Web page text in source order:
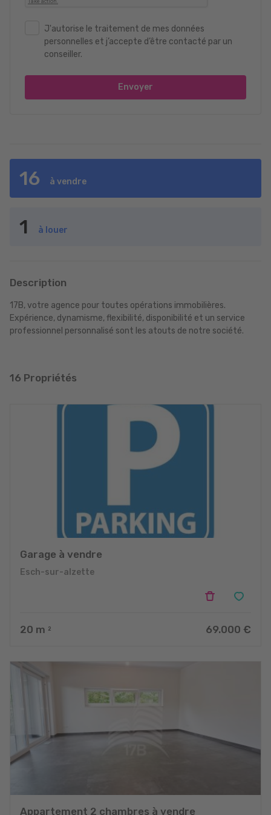
J'autorise le traitement de mes données
personnelles et j’accepte d’être contacté par un
conseiller.
Envoyer
16 à vendre
1 à louer
Description
17B, votre agence pour toutes opérations immobilières.
Expérience, dynamisme, flexibilité, disponibilité et un service
professionnel personnalisé sont les atouts de notre société.
16 Propriétés
Garage à vendre
Esch-sur-alzette
20 m 2 69.000 €
Appartement 2 chambres à vendre